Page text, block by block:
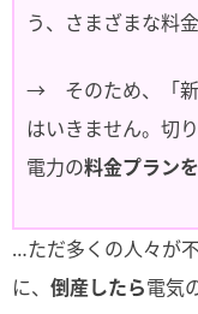
う、さまざまな料
→ そのため、「新
はいきません。切
電力の料金プラン
…ただ多くの人々が
に、 倒産したら電気